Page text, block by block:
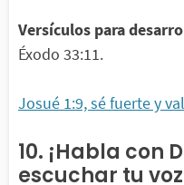
Versículos para
Éxodo 33:11.
Josué 1:9, sé fuerte y
10. ¡Habla con
escuchar tu